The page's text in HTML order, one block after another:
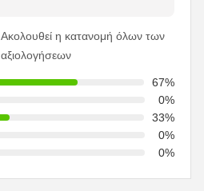
Ακολουθεί η κατανομή όλων των
αξιολογήσεων
67%
0%
33%
0%
0%